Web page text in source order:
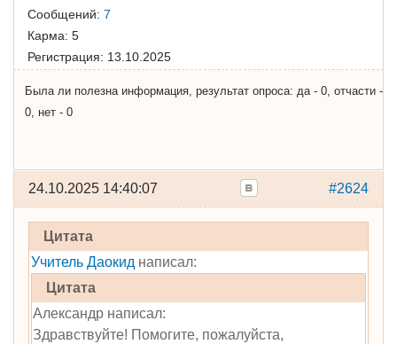
Сообщений: 7
Карма: 5
Регистрация: 13.10.2025
Была ли полезна информация, результат опроса: да - 0, отчасти -
0, нет - 0
#2624
24.10.2025 14:40:07
Цитата
Учитель Даокид написал:
Цитата
Александр написал:
Здравствуйте! Помогите, пожалуйста,